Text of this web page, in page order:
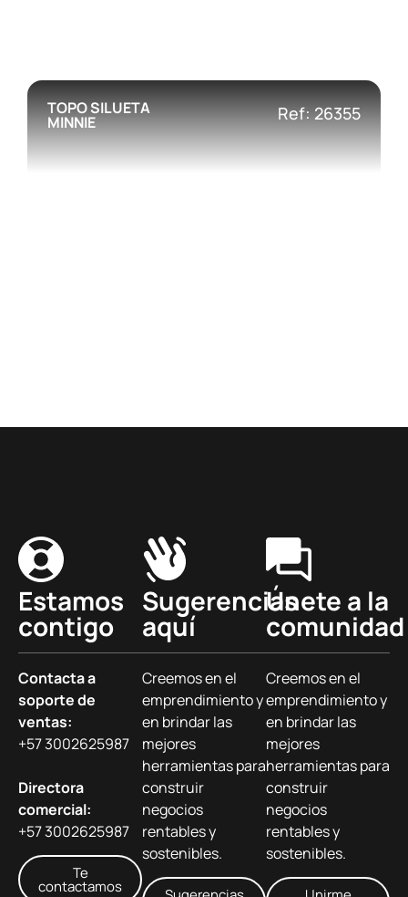
TOPO SILUETA
MINNIE Ref: 26355
Estamos
contigo
Contacta a
soporte de
ventas:
+57 3002625987
Directora
comercial:
+57 3002625987
Te
contactamos
Sugerencias
aquí
Creemos en el
emprendimiento y
en brindar las
mejores
herramientas para
construir
negocios
rentables y
sostenibles.
Únete a la
comunidad
Creemos en el
emprendimiento y
en brindar las
mejores
herramientas para
construir
negocios
rentables y
sostenibles.